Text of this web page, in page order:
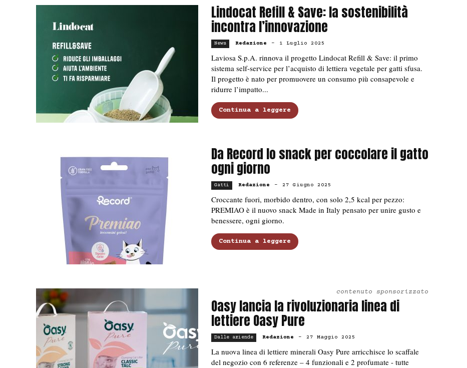
Lindocat Refill & Save: la sostenibilità
incontra l’innovazione
News Redazione - 1 Luglio 2025
Laviosa S.p.A. rinnova il progetto Lindocat Refill & Save: il primo
sistema self-service per l’acquisto di lettiera vegetale per gatti sfusa.
Il progetto è nato per promuovere un consumo più consapevole e
ridurre l’impatto...
Continua a leggere
Da Record lo snack per coccolare il gatto
ogni giorno
Gatti Redazione - 27 Giugno 2025
Croccante fuori, morbido dentro, con solo 2,5 kcal per pezzo:
PREMIAO è il nuovo snack Made in Italy pensato per unire gusto e
benessere, ogni giorno.
Continua a leggere
contenuto sponsorizzato
Oasy lancia la rivoluzionaria linea di
lettiere Oasy Pure
Dalle aziende Redazione - 27 Maggio 2025
La nuova linea di lettiere minerali Oasy Pure arricchisce lo scaffale
del negozio con 6 referenze – 4 funzionali e 2 profumate - tutte